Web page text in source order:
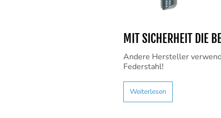
MIT SICHERHEIT DIE
Andere Hersteller
Federstahl!
Weiterlesen